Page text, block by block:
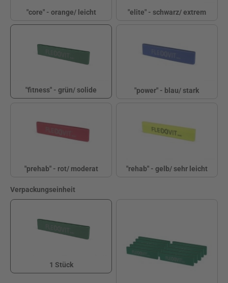
"core" - orange/ leicht
"core" - orange/ leicht
"elite" - schwarz/ extrem
"fitness" - grün/ solide
"power" - blau/ stark
"prehab" - rot/ moderat
"rehab" - gelb/ sehr leicht
Verpackungseinheitauswählen
1 Stück